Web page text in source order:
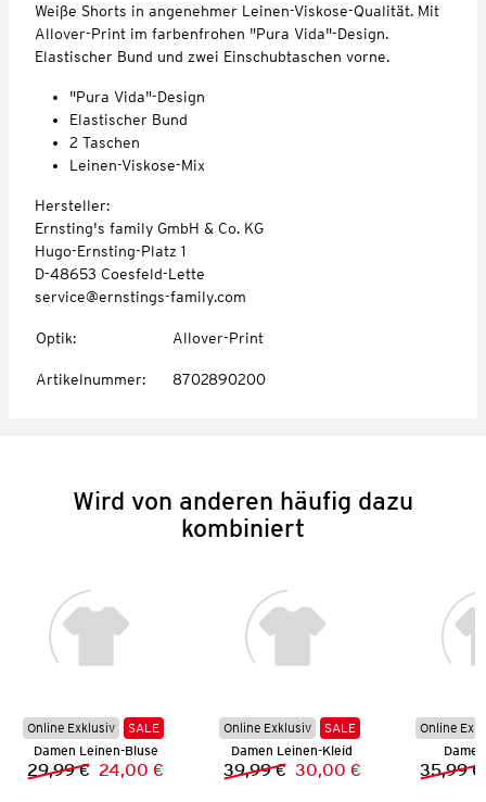
Weiße Shorts in angenehmer Leinen-Viskose-Qualität. Mit
Allover-Print im farbenfrohen "Pura Vida"-Design.
Elastischer Bund und zwei Einschubtaschen vorne.
"Pura Vida"-Design
Elastischer Bund
2 Taschen
Leinen-Viskose-Mix
Hersteller:
Ernsting's family GmbH & Co. KG
Hugo-Ernsting-Platz 1
D-48653 Coesfeld-Lette
service@ernstings-family.com
Optik: Allover-Print
Artikelnummer: 8702890200
Wird von anderen häufig dazu
kombiniert
Online Exklusiv
SALE
Damen Leinen-Bluse
Vorheriger Preis:
29,99 € Neuer Preis:
24,00 €
Online Exklusiv
SALE
Damen Leinen-Kleid
Vorheriger Preis:
39,99 € Neuer Preis:
30,00 €
Online
35,99 €